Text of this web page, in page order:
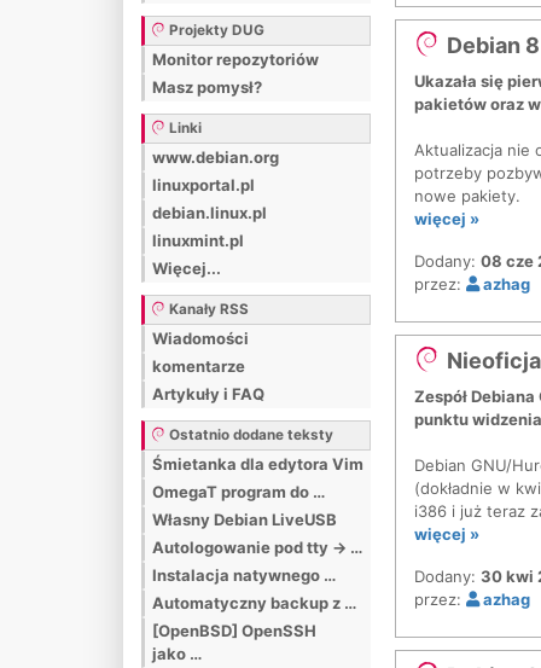
Projekty DUG
Monitor repozytoriów
Masz pomysł?
Linki
www.debian.org
linuxportal.pl
debian.linux.pl
linuxmint.pl
Więcej...
Kanały RSS
Wiadomości
komentarze
Artykuły i FAQ
Ostatnio dodane teksty
Śmietanka dla edytora Vim
OmegaT program do …
Własny Debian LiveUSB
Autologowanie pod tty -> …
Instalacja natywnego …
Automatyczny backup z …
[OpenBSD] OpenSSH
jako …
Debian
Ukazała się
pakietów oraz
Aktualizacja nie
potrzeby
nowe pakiety.
więcej »
Dodany: 08 cze
przez:
azhag
Zespół
punktu
Debian GNU/
(dokładnie w
i386 i już teraz
więcej »
Dodany: 30 kwi
przez:
azhag